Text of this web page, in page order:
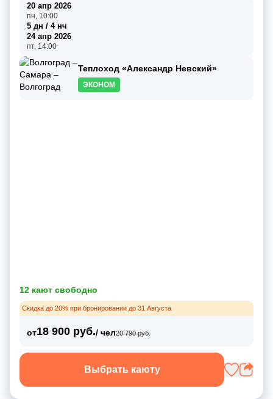
20 апр 2026
пн, 10:00
5 дн / 4 нч
24 апр 2026
пт, 14:00
Теплоход «Александр Невский»
ЭКОНОМ
12 кают свободно
Скидка до 20% при бронировании до 31 Августа
от18 900 руб./ чел20 790 руб.
Выбрать каюту